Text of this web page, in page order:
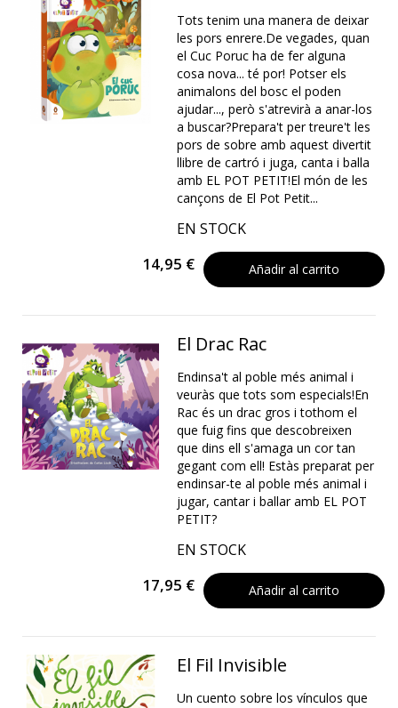
Tots tenim una manera de deixar
les pors enrere.De vegades, quan
el Cuc Poruc ha de fer alguna
cosa nova... té por! Potser els
animalons del bosc el poden
ajudar..., però s'atrevirà a anar-los
a buscar?Prepara't per treure't les
pors de sobre amb aquest divertit
llibre de cartró i juga, canta i balla
amb EL POT PETIT!El món de les
cançons de El Pot Petit...
EN STOCK
14,95 € Añadir al carrito
El Drac Rac
Endinsa't al poble més animal i
veuràs que tots som especials!En
Rac és un drac gros i tothom el
que fuig fins que descobreixen
que dins ell s'amaga un cor tan
gegant com ell! Estàs preparat per
endinsar-te al poble més animal i
jugar, cantar i ballar amb EL POT
PETIT?
EN STOCK
17,95 € Añadir al carrito
El Fil Invisible
Un cuento sobre los vínculos que